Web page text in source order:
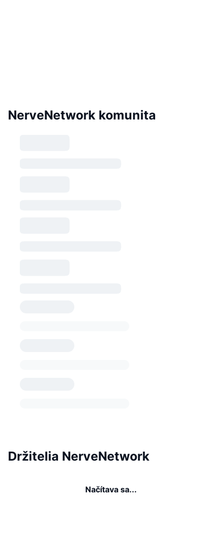
NerveNetwork komunita
Držitelia NerveNetwork
Načítava sa...